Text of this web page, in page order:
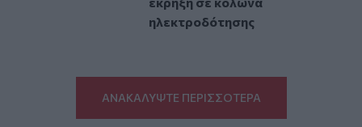
ηλεκτροδότησης
ΑΝΑΚΑΛΥΨΤΕ ΠΕΡΙΣΣΟΤΕΡΑ